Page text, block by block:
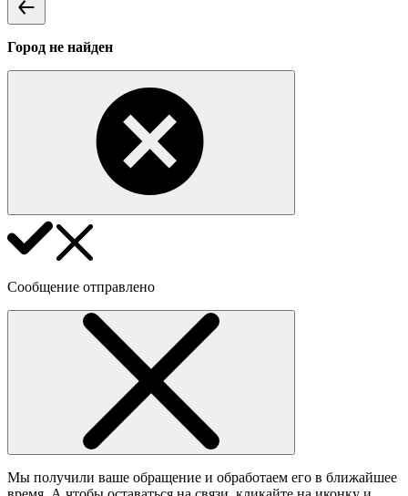
Город не найден
Сообщение отправлено
Мы получили ваше обращение и обработаем его в ближайшее